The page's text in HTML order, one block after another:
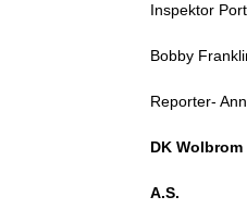
Inspektor
Bobby
Reporter-
DK Wolbrom
A.S.